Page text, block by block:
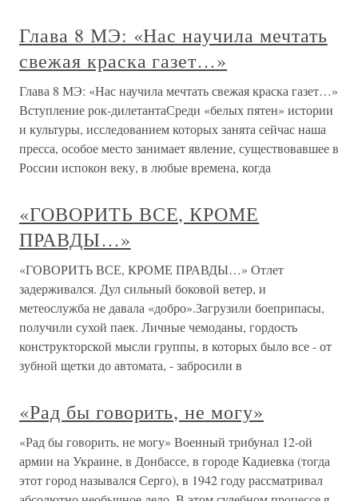
Глава 8 МЭ: «Нас научила мечтать
свежая краска газет…»
Глава 8 МЭ: «Нас научила мечтать свежая краска газет…»
Вступление рок-дилетантаСреди «белых пятен» истории
и культуры, исследованием которых занята сейчас наша
пресса, особое место занимает явление, существовавшее в
России испокон веку, в любые времена, когда
«ГОВОРИТЬ ВСЕ, КРОМЕ
ПРАВДЫ…»
«ГОВОРИТЬ ВСЕ, КРОМЕ ПРАВДЫ…» Отлет
задерживался. Дул сильный боковой ветер, и
метеослужба не давала «добро».Загрузили боеприпасы,
получили сухой паек. Личные чемоданы, гордость
конструкторской мысли группы, в которых было все - от
зубной щетки до автомата, - забросили в
«Рад бы говорить, не могу»
«Рад бы говорить, не могу» Военный трибунал 12-ой
армии на Украине, в Донбассе, в городе Кадиевка (тогда
этот город назывался Серго), в 1942 году рассматривал